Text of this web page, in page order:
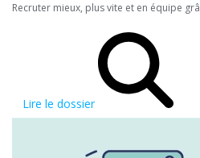
Recruter mieux, plus vite et en équipe
Lire le dossier